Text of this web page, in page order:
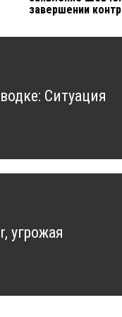
завершении
Ситуация
угрожая